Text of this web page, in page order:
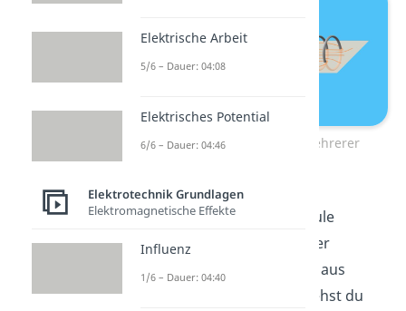
Magnetfeld einer und mehrerer
Eine übliche Induktionsspule
besteht aber nicht aus einer
einzigen Schleife, sondern aus
vielen Wicklungen. Hier siehst du
Elektrische Arbeit
5/6 – Dauer: 04:08
Elektrisches Potential
6/6 – Dauer: 04:46
Elektrotechnik Grundlagen
Elektromagnetische Effekte
Influenz
1/6 – Dauer: 04:40